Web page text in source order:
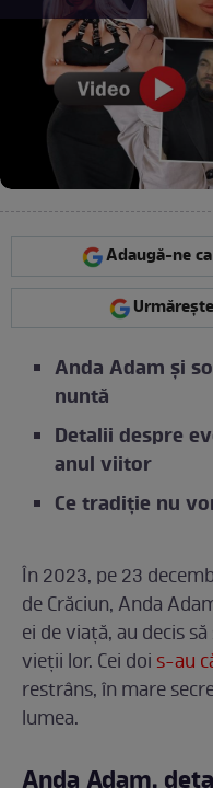
Adaugă-ne
Anda Adam și
nuntă
Detalii despre
anul viitor
Ce tradiție nu
În 2023, pe 23
de Crăciun, Anda
ei de viață, au decis
vieții lor. Cei doi s-au
restrâns, în mare
lumea.